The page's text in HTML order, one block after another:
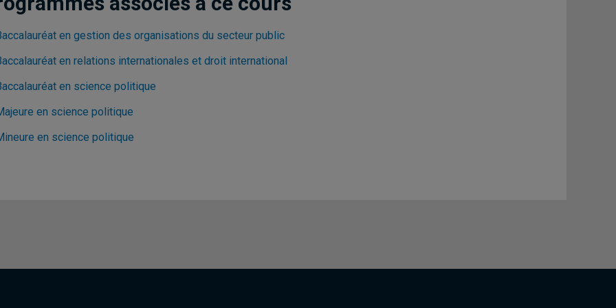
en gestion des organisations du secteur public
en relations internationales et droit international
en science politique
en science politique
en science politique